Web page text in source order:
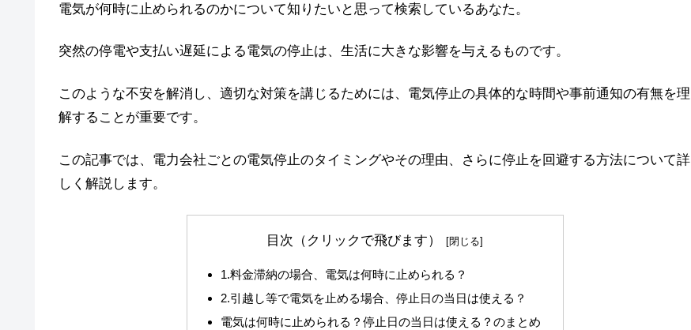
電気が何時に止められるのかについて知りたいと思って検索しているあなた。
突然の停電や支払い遅延による電気の停止は、生活に大きな影響を与えるものです。
このような不安を解消し、適切な対策を講じるためには、電気停止の具体的な時間や事前通知の有無を理
解することが重要です。
この記事では、電力会社ごとの電気停止のタイミングやその理由、さらに停止を回避する方法について詳
しく解説します。
目次（クリックで飛びます）
1.料金滞納の場合、電気は何時に止められる？
2.引越し等で電気を止める場合、停止日の当日は使える？
電気は何時に止められる？停止日の当日は使える？のまとめ